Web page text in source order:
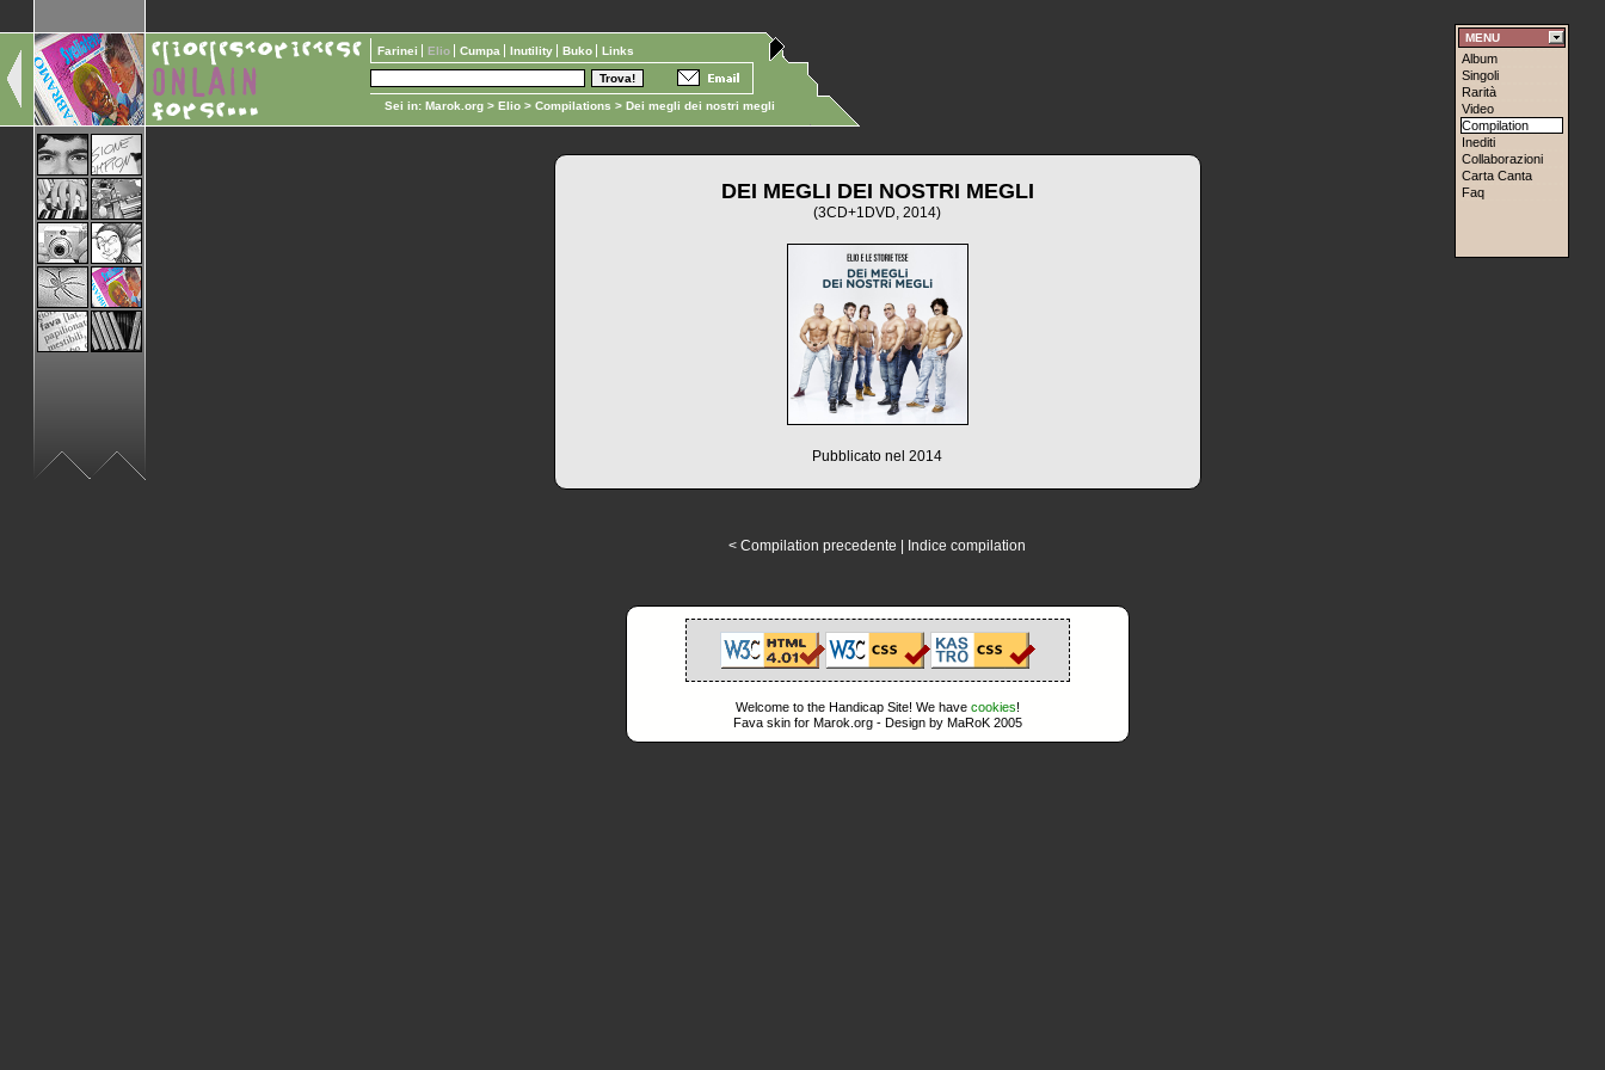
Sei in: Marok.org > Elio > Compilations > Dei megli dei nostri megli
Farinei Elio Cumpa Inutility Buko Links
MENU
Album
Singoli
Rarità
Video
Compilation
Inediti
Collaborazioni
Carta Canta
Faq
DEI MEGLI DEI NOSTRI MEGLI
(3CD+1DVD, 2014)
Pubblicato nel 2014
< Compilation precedente Indice compilation
Welcome to the Handicap Site! We have cookies!
Fava skin for Marok.org - Design by MaRoK 2005